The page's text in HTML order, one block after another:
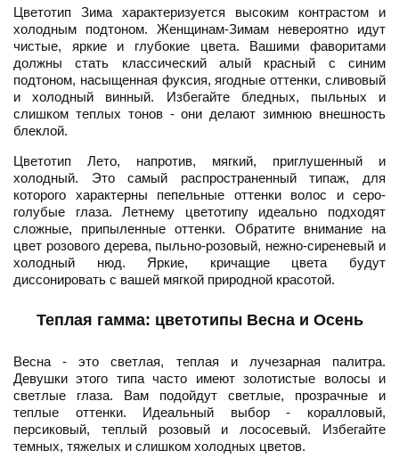
Цветотип Зима характеризуется высоким контрастом и
холодным подтоном. Женщинам-Зимам невероятно идут
чистые, яркие и глубокие цвета. Вашими фаворитами
должны стать классический алый красный с синим
подтоном, насыщенная фуксия, ягодные оттенки, сливовый
и холодный винный. Избегайте бледных, пыльных и
слишком теплых тонов - они делают зимнюю внешность
блеклой.
Цветотип Лето, напротив, мягкий, приглушенный и
холодный. Это самый распространенный типаж, для
которого характерны пепельные оттенки волос и серо-
голубые глаза. Летнему цветотипу идеально подходят
сложные, припыленные оттенки. Обратите внимание на
цвет розового дерева, пыльно-розовый, нежно-сиреневый и
холодный нюд. Яркие, кричащие цвета будут
диссонировать с вашей мягкой природной красотой.
Теплая гамма: цветотипы Весна и Осень
Весна - это светлая, теплая и лучезарная палитра.
Девушки этого типа часто имеют золотистые волосы и
светлые глаза. Вам подойдут светлые, прозрачные и
теплые оттенки. Идеальный выбор - коралловый,
персиковый, теплый розовый и лососевый. Избегайте
темных, тяжелых и слишком холодных цветов.